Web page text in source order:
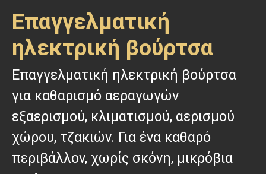
Επαγγελματική
ηλεκτρική βούρτσα
Επαγγελματική ηλεκτρική βούρτσα
για καθαρισμό αεραγωγών
εξαερισμού, κλιματισμού, αερισμού
χώρου, τζακιών. Για ένα καθαρό
περιβάλλον, χωρίς σκόνη, μικρόβια